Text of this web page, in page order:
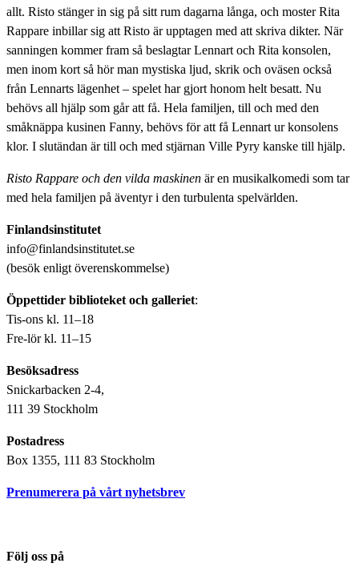
allt. Risto stänger in sig på sitt rum dagarna långa, och moster Rita
Rappare inbillar sig att Risto är upptagen med att skriva dikter. När
sanningen kommer fram så beslagtar Lennart och Rita konsolen,
men inom kort så hör man mystiska ljud, skrik och oväsen också
från Lennarts lägenhet – spelet har gjort honom helt besatt. Nu
behövs all hjälp som går att få. Hela familjen, till och med den
småknäppa kusinen Fanny, behövs för att få Lennart ur konsolens
klor. I slutändan är till och med stjärnan Ville Pyry kanske till hjälp.
Risto Rappare och den vilda maskinen är en musikalkomedi som tar
med hela familjen på äventyr i den turbulenta spelvärlden.
Finlandsinstitutet
info@finlandsinstitutet.se
(besök enligt överenskommelse)
Öppettider biblioteket och galleriet:
Tis-ons kl. 11–18
Fre-lör kl. 11–15
Besöksadress
Snickarbacken 2-4,
111 39 Stockholm
Postadress
Box 1355, 111 83 Stockholm
Prenumerera på vårt nyhetsbrev
Följ oss på